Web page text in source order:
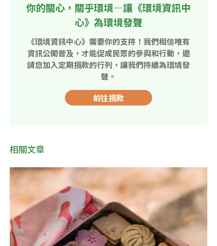
你的關心，關乎環境—讓《環境資訊中
心》為環境發聲
《環境資訊中心》需要你的支持！我們相信唯有
資訊公開普及，才能促成民眾的參與和行動，邀
請您加入定期捐款的行列，讓我們持續為環境發
聲。
前往捐款
相關文章